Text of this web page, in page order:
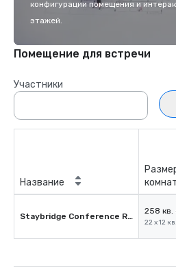
конфигурации помещения и
этажей.
Помещение для встречи
Участники
Название
Staybridge Conference Room
258 кв.
22 x 12